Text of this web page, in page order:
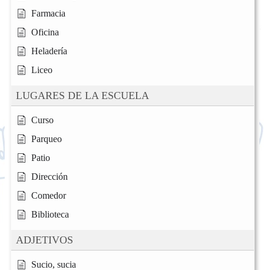
Farmacia
Oficina
Heladería
Liceo
LUGARES DE LA ESCUELA
Curso
Parqueo
Patio
Dirección
Comedor
Biblioteca
ADJETIVOS
Sucio, sucia